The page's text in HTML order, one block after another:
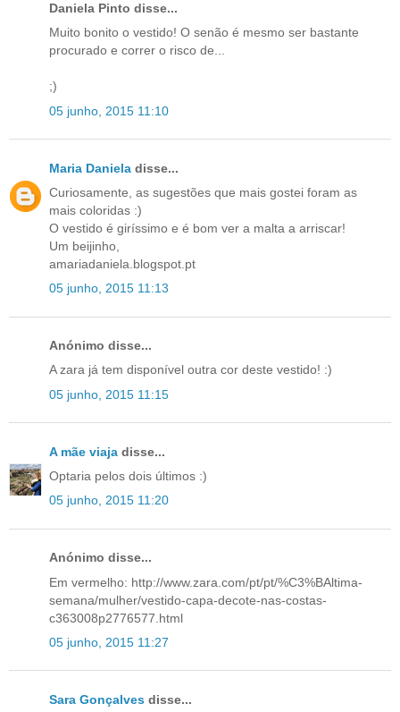
Daniela Pinto disse...
Muito bonito o vestido! O senão é mesmo ser bastante
procurado e correr o risco de...
;)
05 junho, 2015 11:10
Maria Daniela disse...
Curiosamente, as sugestões que mais gostei foram as
mais coloridas :)
O vestido é giríssimo e é bom ver a malta a arriscar!
Um beijinho,
amariadaniela.blogspot.pt
05 junho, 2015 11:13
Anónimo disse...
A zara já tem disponível outra cor deste vestido! :)
05 junho, 2015 11:15
A mãe viaja disse...
Optaria pelos dois últimos :)
05 junho, 2015 11:20
Anónimo disse...
Em vermelho: http://www.zara.com/pt/pt/%C3%BAltima-
semana/mulher/vestido-capa-decote-nas-costas-
c363008p2776577.html
05 junho, 2015 11:27
Sara Gonçalves disse...